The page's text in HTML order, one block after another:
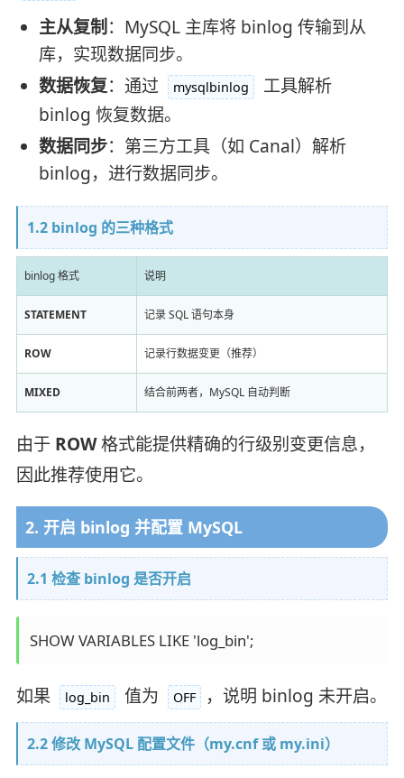
主从复制：MySQL 主库将 binlog 传输到从
库，实现数据同步。
数据恢复：通过 mysqlbinlog
工具解析
binlog 恢复数据。
数据同步：第三方工具（如 Canal）解析
binlog，进行数据同步。
1.2 binlog 的三种格式
binlog 格式 说明
STATEMENT 记录 SQL 语句本身
ROW 记录行数据变更（推荐）
MIXED 结合前两者，MySQL 自动判断
由于 ROW格式能提供精确的行级别变更信息，
因此推荐使用它。
2. 开启 binlog 并配置 MySQL
2.1 检查 binlog 是否开启
SHOW VARIABLES LIKE 'log_bin';
如果 log_bin 值为 OFF ，说明 binlog 未开启。
2.2 修改 MySQL 配置文件（my.cnf 或 my.ini）